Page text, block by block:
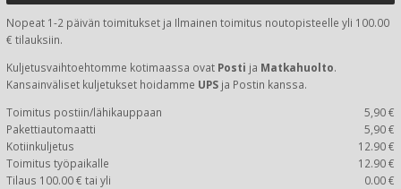
Nopeat 1-2 päivän toimitukset ja Ilmainen toimitus noutopisteelle yli 100.00
€ tilauksiin.
Kuljetusvaihtoehtomme kotimaassa ovat Posti ja Matkahuolto.
Kansainväliset kuljetukset hoidamme UPS ja Postin kanssa.
Toimitus postiin/lähikauppaan
5,90 €
Pakettiautomaatti
5,90 €
Kotiinkuljetus
12.90 €
Toimitus työpaikalle
12.90 €
Tilaus 100.00 € tai yli
0.00 €